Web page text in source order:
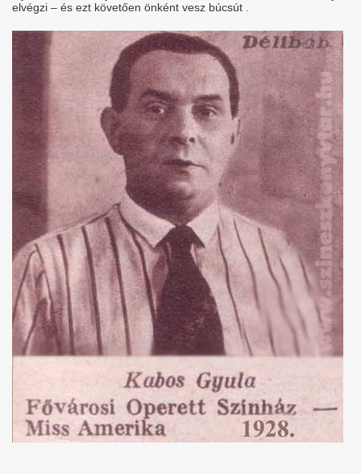
elvégzi – és ezt követően önként vesz búcsút .